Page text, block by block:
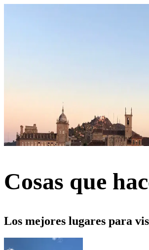
Cosas que
Los mejores lugares para